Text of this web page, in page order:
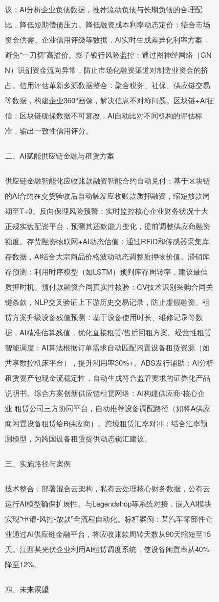
议：AI分析企业负债数据，推荐流动负债与长期负债的合理配
比，降低短期偿债压力。降低融资成本利率动态定价：结合市场
资金供需、企业信用评级等数据，AI实时生成差异化利率方案，
避免“一刀切”高溢价。影子银行风险监控：通过图神经网络（GN
N）识别资金流向异常，防止市场化融资渠道对制造业资金的挤
占。信用评估革新多源数据整合：聚合税务、社保、供应链交易
等数据，构建企业360°画像，解决信息不对称问题。区块链+AI征
信：区块链确保数据不可篡改，AI自动比对不同机构的评估标
准，输出一致性信用评分。
二、AI赋能供应链金融与租赁方案
供应链金融智能化应收账款融资智能合约自动兑付：基于区块链
的AI合约在交货验收后自动触发应收账款质押融资，缩短放款周
期至T+0。反向保理风险预警：实时监控核心企业财务状况十大
正规实盘配资平台，预测其还款能力变化，提前调整供应商融资
额度。存货融资物联网+AI动态估值：通过RFID和传感器采集库
存数据，AI结合大宗商品价格波动动态调整质押物价值。滞销库
存预测：利用时序模型（如LSTM）预判库存周转率，建议最佳
质押时机。预付款融资合同真实性核验：CV技术识别采购合同关
键条款，NLP交叉验证上下游历史交易记录，防止虚假融资。租
赁方案升级设备残值预测：基于设备使用时长、维修记录等数
据，AI精准估算残值，优化直接租赁/售后回租方案。经营性租赁
智能调度：AI算法根据订单需求自动匹配闲置设备租赁资源（如
共享数控机床平台），提升利用率30%+。ABS发行辅助：AI分析
租赁资产包现金流稳定性，自动生成符合监管要求的证券化产品
说明书。综合方案创新供应链租赁网络：AI构建供应商-核心企
业-租赁公司三方协同平台，自动推荐设备调配路径（如将A供应
商闲置设备租赁给B供应商）。跨境租赁汇率对冲：结合汇率预
测模型，为跨国设备租赁提供动态锁汇建议。
三、实施路径与案例
技术整合：部署混合云架构，私有云处理核心财务数据，公有云
运行AI模型确保扩展性。与Legendshop等系统对接，嵌入AI模块
实现“申请-风控-放款”全流程自动化。标杆案例：某汽车零部件企
业通过AI供应链金融平台，将应收账款周转天数从90天缩短至15
天。江西某光伏企业利用AI租赁调度系统，使设备闲置率从40%
降至12%。
四、未来展望